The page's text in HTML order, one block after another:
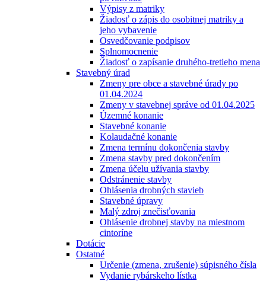
Výpisy z matriky
Žiadosť o zápis do osobitnej matriky a
jeho vybavenie
Osvedčovanie podpisov
Splnomocnenie
Žiadosť o zapísanie druhého-tretieho mena
Stavebný úrad
Zmeny pre obce a stavebné úrady po
01.04.2024
Zmeny v stavebnej správe od 01.04.2025
Územné konanie
Stavebné konanie
Kolaudačné konanie
Zmena termínu dokončenia stavby
Zmena stavby pred dokončením
Zmena účelu užívania stavby
Odstránenie stavby
Ohlásenia drobných stavieb
Stavebné úpravy
Malý zdroj znečisťovania
Ohlásenie drobnej stavby na miestnom
cintoríne
Dotácie
Ostatné
Určenie (zmena, zrušenie) súpisného čísla
Vydanie rybárskeho lístka